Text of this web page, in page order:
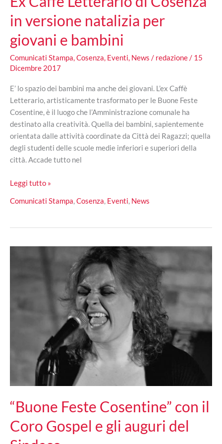
in versione natalizia per
giovani e bambini
Comunicati Stampa,Cosenza, Eventi, News / redazione/ 15
Dicembre 2017
E’ lo spazio dei bambini ma anche dei giovani. L’ex Caffè
Letterario, artisticamente trasformato per le Buone Feste
Cosentine, è il luogo che l’Amministrazione comunale ha
destinato alla creatività. Quella dei bambini, sapientemente
orientata dalle attività coordinate da Città dei Ragazzi; quella
degli studenti delle scuole medie inferiori e superiori della
città. Accade tutto nel
Ex
Letterario
Cosenza
bambini
Leggi tutto »
Comunicati Stampa,Cosenza, Eventi, News
“Buone Feste Cosentine” con il
Coro Gospel e gli auguri del